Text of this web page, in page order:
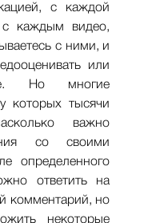
с каждой
с каждым видео,
с ними, и
или
Но многие
которых тысячи
важно
со своими
определенного
ответить на
комментарий, но
некоторые